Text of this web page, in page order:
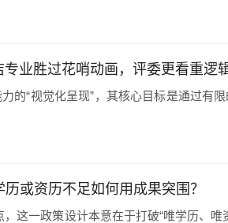
业胜过花哨动画，评委更看重逻
的“视觉化呈现”，其核心目标是通过有
或资历不足如何用成果突围？
这一政策设计本意在于打破“唯学历、唯